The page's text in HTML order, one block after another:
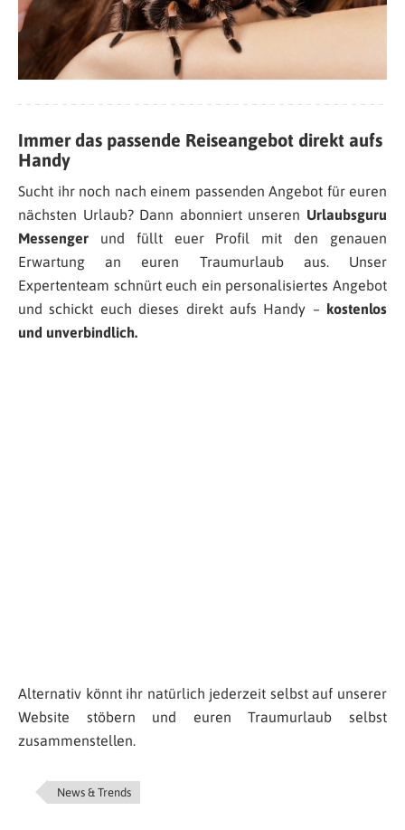
Immer das passende Reiseangebot direkt aufs
Handy
Sucht ihr noch nach einem passenden Angebot für euren
nächsten Urlaub? Dann abonniert unseren Urlaubsguru
Messenger und füllt euer Profil mit den genauen
Erwartung an euren Traumurlaub aus. Unser
Expertenteam schnürt euch ein personalisiertes Angebot
und schickt euch dieses direkt aufs Handy – kostenlos
und unverbindlich.
Alternativ könnt ihr natürlich jederzeit selbst auf unserer
Website stöbern und euren Traumurlaub selbst
zusammenstellen.
News & Trends